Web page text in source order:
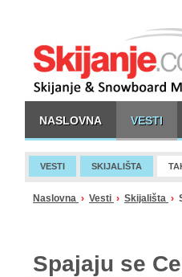
NASLOVNA VESTI
VESTI SKIJALIŠTA
Naslovna › Vesti › Skijališta ›
Spajaju se